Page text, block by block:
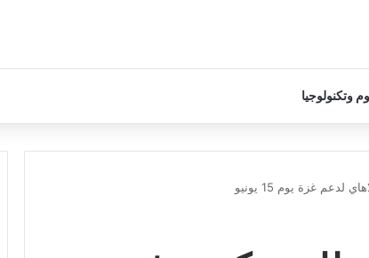
وتكنولوجيا
غزة يوم 15 يونيو